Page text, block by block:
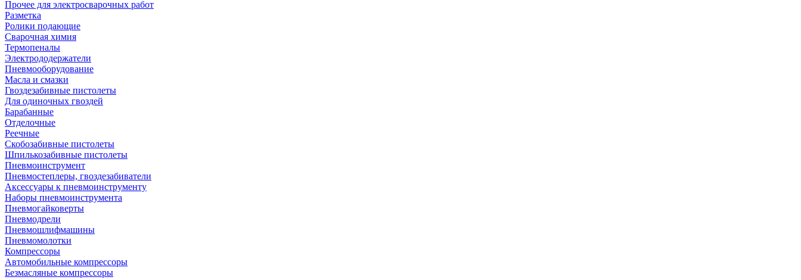
Прочее для электросварочных работ
Разметка
Ролики подающие
Сварочная химия
Термопеналы
Электрододержатели
Пневмооборудование
Масла и смазки
Гвоздезабивные пистолеты
Для одиночных гвоздей
Барабанные
Отделочные
Реечные
Скобозабивные пистолеты
Шпилькозабивные пистолеты
Пневмоинструмент
Пневмостеплеры, гвоздезабиватели
Аксессуары к пневмоинструменту
Наборы пневмоинструмента
Пневмогайковерты
Пневмодрели
Пневмошлифмашины
Пневмомолотки
Компрессоры
Автомобильные компрессоры
Безмасляные компрессоры